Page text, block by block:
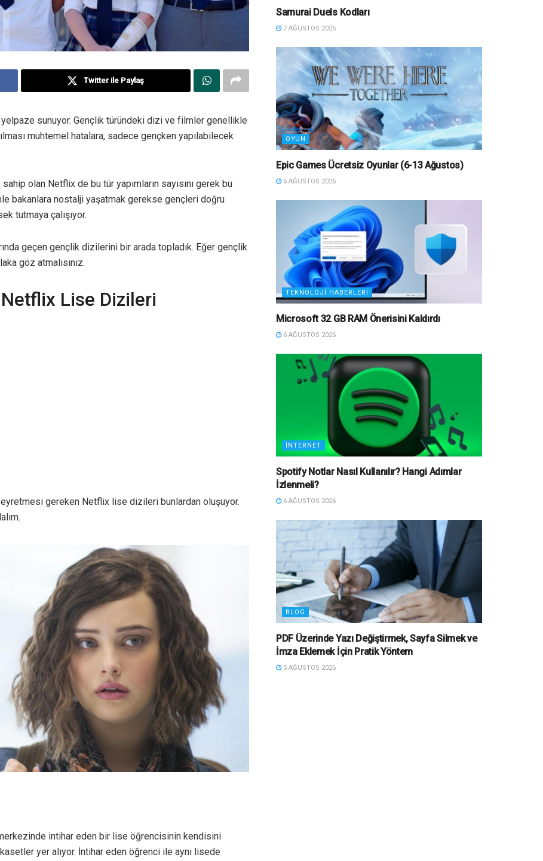
Twitter ile Paylaş
sunuyor. Gençlik türündeki dizi ve filmler genellikle
muhtemel hatalara, sadece gençken yapılabilecek
olan Netflix de bu tür yapımların sayısını gerek bu
bakanlara nostalji yaşatmak gerekse gençleri doğru
tutmaya çalışıyor.
geçen gençlik dizilerini bir arada topladık. Eğer gençlik
göz atmalısınız.
Netflix Lise Dizileri
gereken Netflix lise dizileri bunlardan oluşuyor.
intihar eden bir lise öğrencisinin kendisini
yer alıyor. İntihar eden öğrenci ile aynı lisede
Samurai Duels Kodları
7 AĞUSTOS 2026
OYUN
Epic Games Ücretsiz Oyunlar (6-13 Ağustos)
6 AĞUSTOS 2026
TEKNOLOJI HABERLERI
Microsoft 32 GB RAM Önerisini Kaldırdı
6 AĞUSTOS 2026
İNTERNET
Spotify Notlar Nasıl Kullanılır? Hangi Adımlar
İzlenmeli?
6 AĞUSTOS 2026
BLOG
PDF Üzerinde Yazı Değiştirmek, Sayfa Silmek ve
İmza Eklemek İçin Pratik Yöntem
5 AĞUSTOS 2026